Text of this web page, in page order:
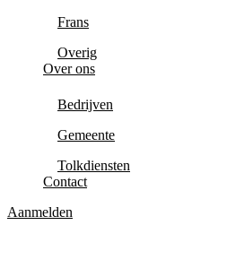
Frans
Overig
Over ons
Bedrijven
Gemeente
Tolkdiensten
Contact
Aanmelden